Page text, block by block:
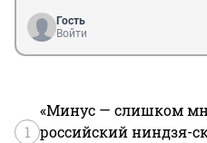
Гость
Войти
1
«Минус — слишком
российский ниндзя-